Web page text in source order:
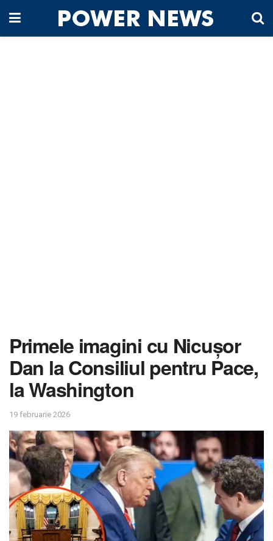
Primele imagini cu Nicușor
Dan la Consiliul pentru Pace,
la Washington
19 februarie 2026